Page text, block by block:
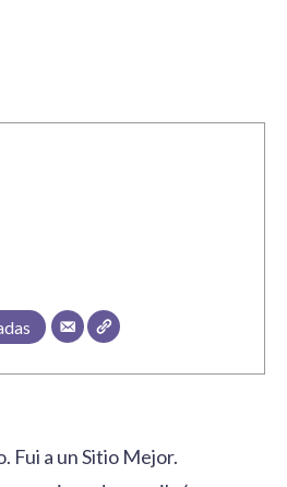
Fui a un Sitio Mejor.